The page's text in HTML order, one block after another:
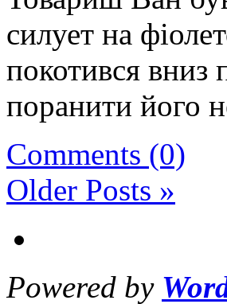
силует на
покотився вниз
поранити його
Comments (0)
Older Posts »
Powered by